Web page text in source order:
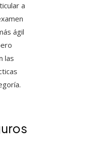
a
ágil
las